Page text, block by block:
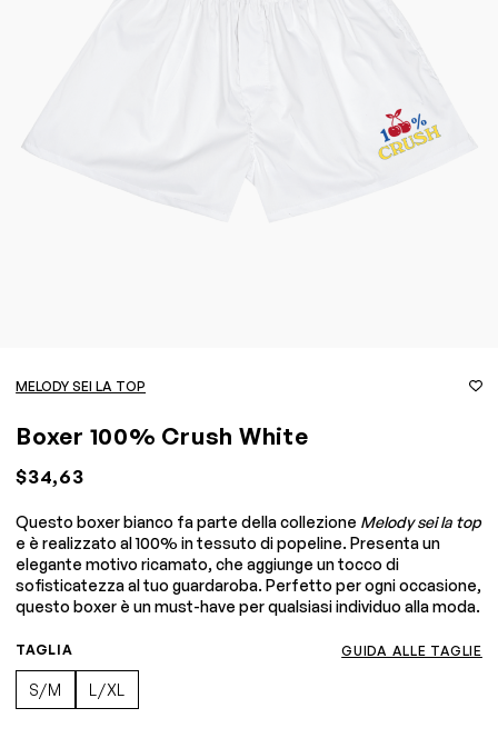
MELODY SEI LA TOP
Boxer 100% Crush White
$34,63
Questo boxer bianco fa parte della collezione Melody sei la top
e è realizzato al 100% in tessuto di popeline. Presenta un
elegante motivo ricamato, che aggiunge un tocco di
sofisticatezza al tuo guardaroba. Perfetto per ogni occasione,
questo boxer è un must-have per qualsiasi individuo alla moda.
TAGLIA GUIDA ALLE TAGLIE
S/M L/XL